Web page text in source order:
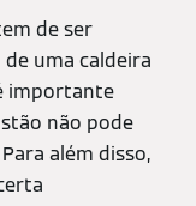
de ser
uma caldeira
importante
não pode
além disso,